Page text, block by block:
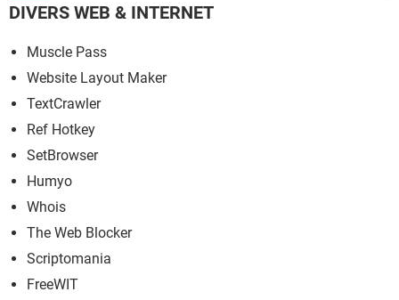
DIVERS WEB & INTERNET
Muscle Pass
Website Layout Maker
TextCrawler
Ref Hotkey
SetBrowser
Humyo
Whois
The Web Blocker
Scriptomania
FreeWIT